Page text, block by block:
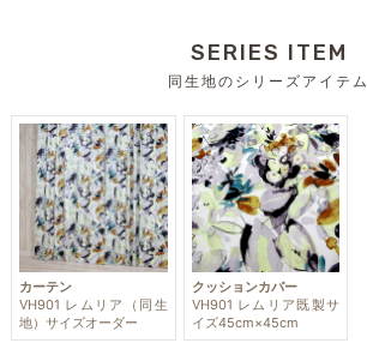
SERIES ITEM
同生地のシリーズアイテム
カーテン
VH901 レムリア（同生
地）サイズオーダー
クッションカバー
VH901 レムリア既製サ
イズ45cm×45cm